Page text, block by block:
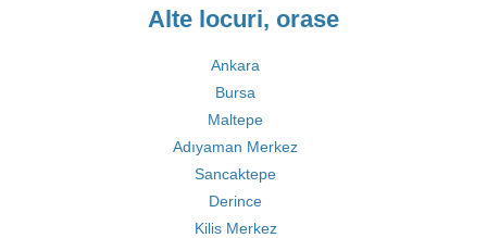
Alte locuri, orase
Ankara
Bursa
Maltepe
Adıyaman Merkez
Sancaktepe
Derince
Kilis Merkez